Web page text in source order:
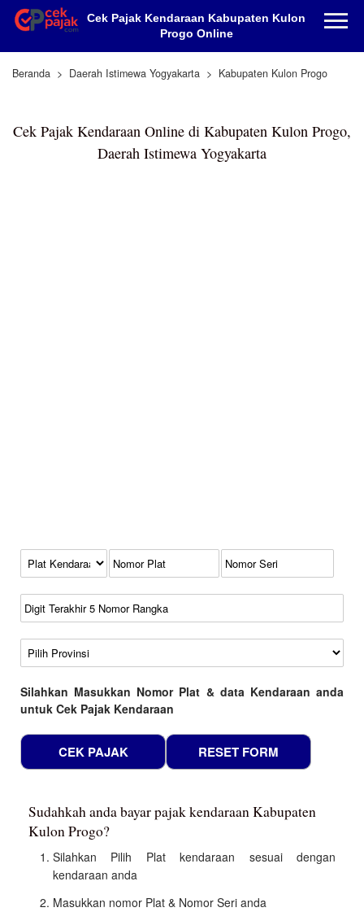
Cek Pajak Kendaraan Kabupaten Kulon
Progo Online
Beranda Daerah Istimewa Yogyakarta Kabupaten Kulon Progo
Cek Pajak Kendaraan Online di Kabupaten Kulon Progo,
Daerah Istimewa Yogyakarta
Kode Plat Kendaraan
No Plat
No Seri
No Rangka
Wilayah
Silahkan Masukkan Nomor Plat & data Kendaraan anda
untuk Cek Pajak Kendaraan
Sudahkah anda bayar pajak kendaraan Kabupaten
Kulon Progo?
Silahkan Pilih Plat kendaraan sesuai dengan
kendaraan anda
Masukkan nomor Plat & Nomor Seri anda